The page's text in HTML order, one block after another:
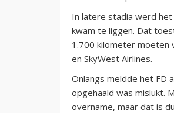
In latere stadia werd
kwam te liggen. Dat
1.700 kilometer moeten
en SkyWest Airlines.
Onlangs meldde het FD
opgehaald was mislukt.
overname, maar dat is